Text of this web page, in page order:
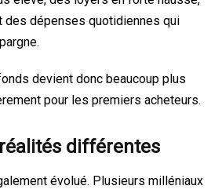
des dépenses quotidiennes qui
devient donc beaucoup plus
pour les premiers acheteurs.
différentes
évolué. Plusieurs milléniaux